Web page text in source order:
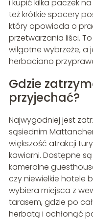
i kupić kilka paczek
też krótkie spacery
który opowiada o
przetwarzania liści.
wilgotne wybrzeże, a
herbaciano
Gdzie
przyjechać?
Najwygodniej jest
sąsiednim
większość atrakcji
kawiarni. Dostępne
kameralne
czy niewielkie hotele
wybiera miejsca z
tarasem, gdzie po
herbatą i ochłonąć